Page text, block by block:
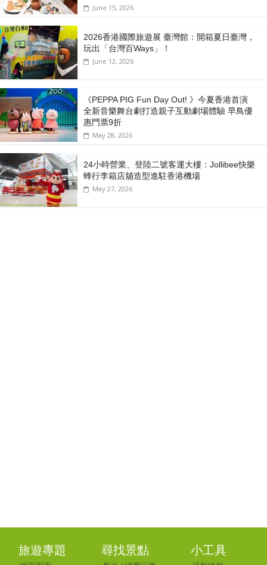
June 15, 2026
2026香港國際旅遊展 臺灣館：開箱夏日臺灣，
玩出「台灣百Ways」！
June 12, 2026
《PEPPA PIG Fun Day Out! 》今夏香港首演
全新音樂舞台劇打造親子互動劇場體驗 早鳥優
惠門票9折
May 28, 2026
24小時營業、登陸二號客運大樓：Jollibee快樂
蜂行李箱店舖造型進駐香港機場
May 27, 2026
旅遊專題 尋找景點 小工具